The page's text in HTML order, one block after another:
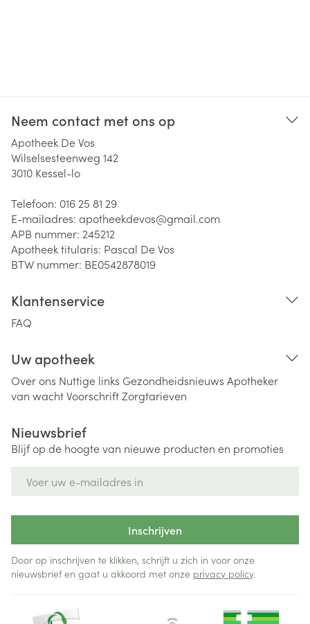
Neem contact met ons op
Apotheek De Vos
Wilselsesteenweg 142
3010 Kessel-lo
Telefoon: 016 25 81 29
E-mailadres: apotheekdevos@gmail.com
APB nummer: 245212
Apotheek titularis: Pascal De Vos
BTW nummer: BE0542878019
Klantenservice
FAQ
Uw apotheek
Over ons Nuttige links Gezondheidsnieuws Apotheker
van wachtVoorschriftZorgtarieven
Nieuwsbrief
Blijf op de hoogte van nieuwe producten en promoties
Inschrijven
Door op inschrijven te klikken, schrijft u zich in voor onze
nieuwsbrief en gaat u akkoord met onze privacy policy.